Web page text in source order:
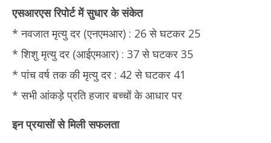
एसआरएस रिपोर्ट में सुधार के संकेत
* नवजात मृत्यु दर (एनएमआर) : 26 से घटकर 25
* शिशु मृत्यु दर (आईएमआर) : 37 से घटकर 35
* पांच वर्ष तक की मृत्यु दर : 42 से घटकर 41
* सभी आंकड़े प्रति हजार बच्चों के आधार पर
इन प्रयासों से मिली सफलता